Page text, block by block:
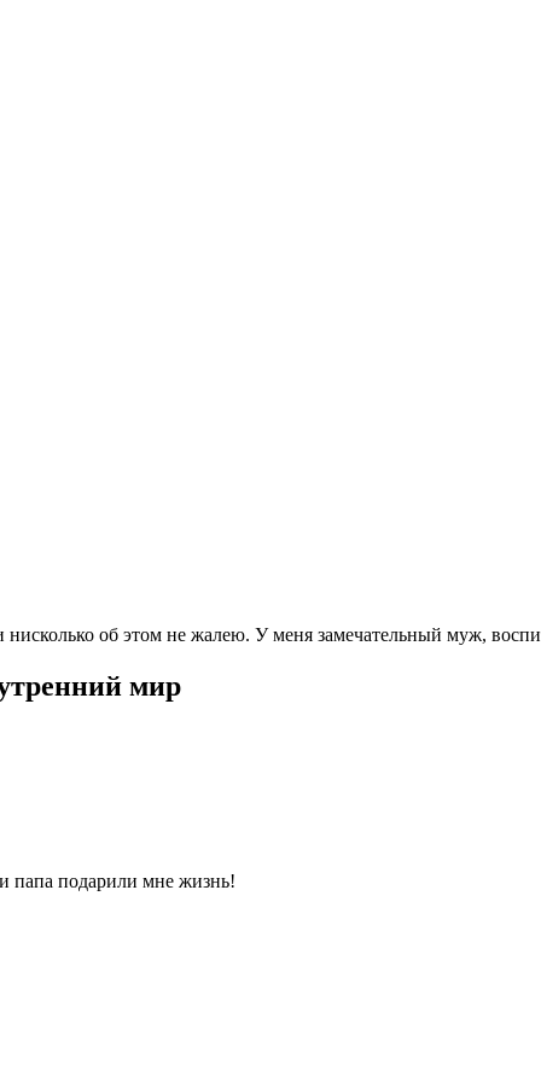
об этом не жалею. У меня замечательный муж,
мир
папа подарили мне жизнь!